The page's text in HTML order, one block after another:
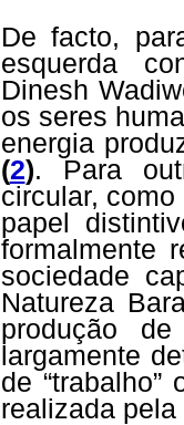
De facto,
esquerda
Dinesh
os seres
energia
(2). Para
circular,
papel
formalmente
sociedade
Natureza
produção
largamente
de
realizada